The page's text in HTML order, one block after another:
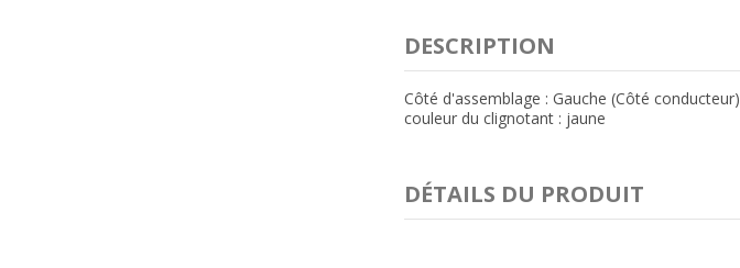
DESCRIPTION
Côté d'assemblage : Gauche (Côté conducteur)
couleur du clignotant : jaune
DÉTAILS DU PRODUIT